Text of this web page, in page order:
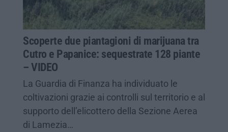
Scoperte due piantagioni di marijuana tra
Cutro e Papanice: sequestrate 128 piante
– VIDEO
La Guardia di Finanza ha individuato le
coltivazioni grazie ai controlli sul territorio e al
supporto dell’elicottero della Sezione Aerea
di Lamezia…